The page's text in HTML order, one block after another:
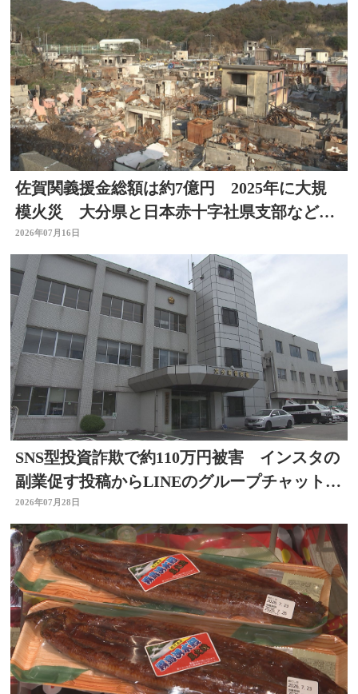
佐賀関義援金総額は約7億円 2025年に大規
模火災 大分県と日本赤十字社県支部などが
受付
2026年07月16日
SNS型投資詐欺で約110万円被害 インスタの
副業促す投稿からLINEのグループチャットに
参加 大分
2026年07月28日